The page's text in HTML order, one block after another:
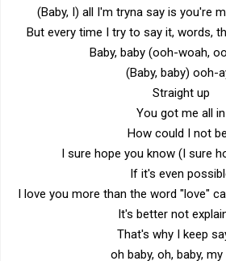
(Baby, I) all I'm tryna say is you're
But every time I try to say it, words,
Baby, baby (ooh-woah,
(Baby, baby) ooh-
Straight up
You got me all in
How could I not
I sure hope you know (I sure
If it's even
I love you more than the word "love"
It's better not
That's why I keep
oh baby, oh, baby, my